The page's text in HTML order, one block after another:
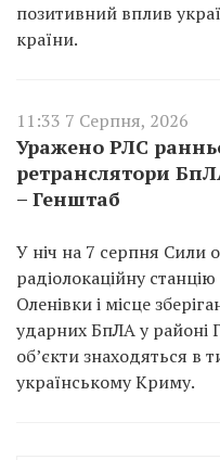
позитивний вплив
країни.
11:33 7 Серпня, 2026
Уражено РЛС
ретранслятори
– Генштаб
У ніч на 7 серпня Сили
радіолокаційну
Оленівки і місце
ударних БпЛА у районі
об’єкти знаходяться в
українському Криму.